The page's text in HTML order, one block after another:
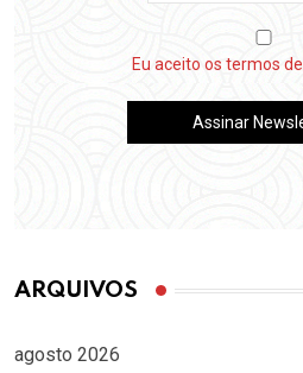
Eu aceito os termos
ARQUIVOS
agosto 2026